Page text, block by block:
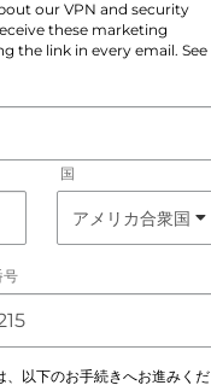
our VPN and security
these marketing
the link in every email. See
国
号
以下のお手続きへお進みくだ